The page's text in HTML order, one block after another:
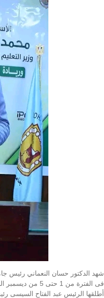
شهد الدكتور حسان النعماني رئيس
فى الفترة من 1
أطلقها الرئيس عبد الفتاح السيسى